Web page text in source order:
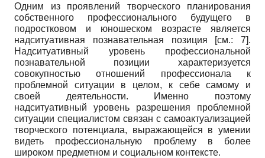
Одним из проявлений творческого планирования
собственного профессионального будущего в
подростковом и юношеском возрасте является
надситу­ативная познавательная позиция [см.: 7].
Надситуа­тивный уровень профессиональной
познавательной позиции характеризуется
совокупностью отношений профессионала к
проблемной ситуации в целом, к себе самому и
своей деятельности. Именно поэтому
надситуативный уровень разрешения проблемной
ситуации специалистом связан с самоактуализацией
творческого потенциала, выражающейся в умении
видеть профессиональную проблему в более
широком предметном и социальном контексте.